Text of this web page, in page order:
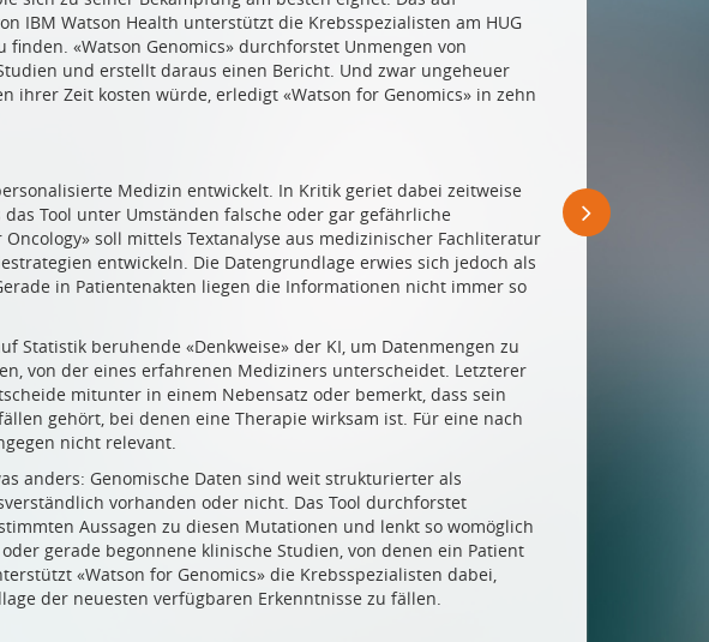
IBM Watson Health unterstützt die Krebsspezialisten am HUG
«Watson Genomics» durchforstet Unmengen von
und erstellt daraus einen Bericht. Und zwar ungeheuer
ihrer Zeit kosten würde, erledigt «Watson for Genomics» in zehn
Medizin entwickelt. In Kritik geriet dabei zeitweise
Tool unter Umständen falsche oder gar gefährliche
soll mittels Textanalyse aus medizinischer Fachliteratur
entwickeln. Die Datengrundlage erwies sich jedoch als
in Patientenakten liegen die Informationen nicht immer so
Statistik beruhende «Denkweise» der KI, um Datenmengen zu
von der eines erfahrenen Mediziners unterscheidet. Letzterer
mitunter in einem Nebensatz oder bemerkt, dass sein
gehört, bei denen eine Therapie wirksam ist. Für eine nach
nicht relevant.
anders: Genomische Daten sind weit strukturierter als
vorhanden oder nicht. Das Tool durchforstet
Aussagen zu diesen Mutationen und lenkt so womöglich
gerade begonnene klinische Studien, von denen ein Patient
«Watson for Genomics» die Krebsspezialisten dabei,
der neuesten verfügbaren Erkenntnisse zu fällen.